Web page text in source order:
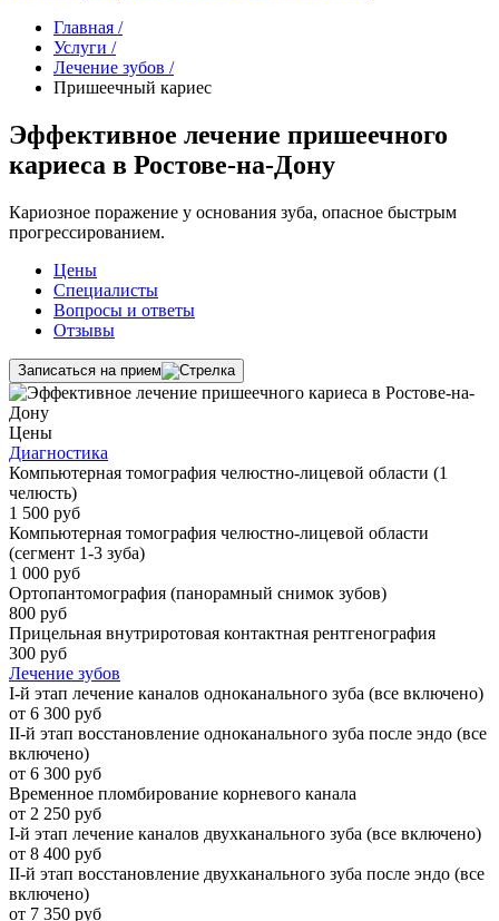
Главная /
Услуги /
Лечение зубов /
Пришеечный кариес
Эффективное лечение пришеечного
кариеса в Ростове-на-Дону
Кариозное поражение у основания зуба, опасное быстрым
прогрессированием.
Цены
Специалисты
Вопросы и ответы
Отзывы
Записаться на прием
Цены
Диагностика
Компьютерная томография челюстно-лицевой области (1
челюсть)
1 500 руб
Компьютерная томография челюстно-лицевой области
(сегмент 1-3 зуба)
1 000 руб
Ортопантомография (панорамный снимок зубов)
800 руб
Прицельная внутриротовая контактная рентгенография
300 руб
Лечение зубов
I-й этап лечение каналов одноканального зуба (все включено)
от 6 300 руб
II-й этап восстановление одноканального зуба после эндо (все
включено)
от 6 300 руб
Временное пломбирование корневого канала
от 2 250 руб
I-й этап лечение каналов двухканального зуба (все включено)
от 8 400 руб
II-й этап восстановление двухканального зуба после эндо (все
включено)
от 7 350 руб